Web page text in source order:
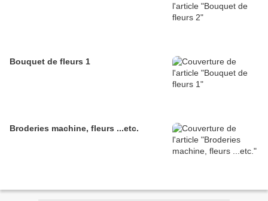
Bouquet de fleurs 1
Broderies machine, fleurs ...etc.